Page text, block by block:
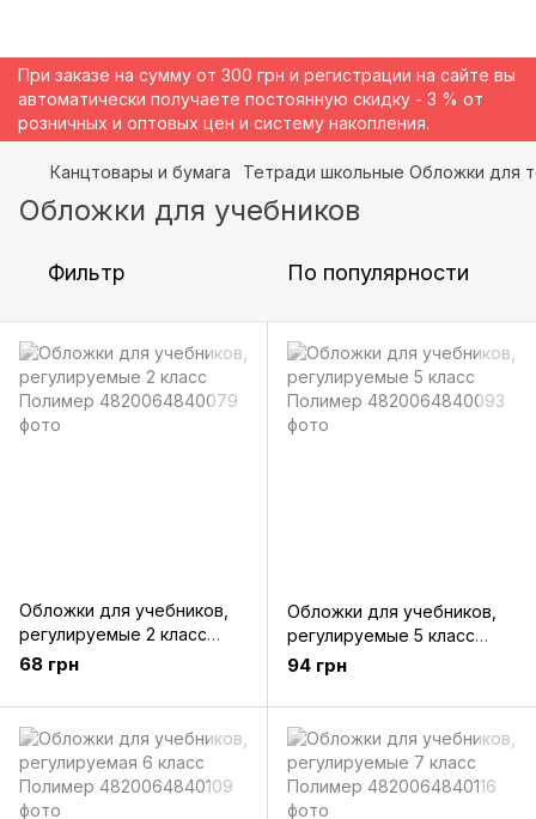
При заказе на сумму от 300 грн и регистрации на сайте вы
автоматически получаете постоянную скидку - 3 % от
розничных и оптовых цен и систему накопления.
Канцтовары и бумага Тетради школьные Обложки для
Обложки для учебников
Фильтр По популярности
Обложки для учебников,
регулируемые 2 класс
Полимер
68 грн
Обложки для учебников,
регулируемые 5 класс
Полимер
94 грн